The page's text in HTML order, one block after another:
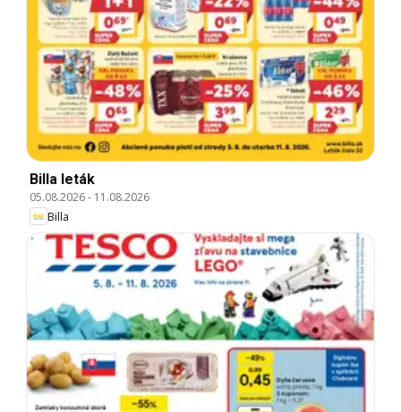
Billa leták
05.08.2026- 11.08.2026
Billa